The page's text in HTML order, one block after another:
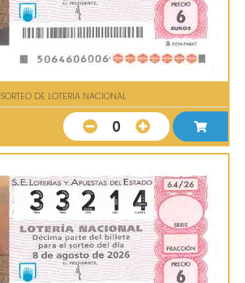
SORTEO DE LOTERIA NACIONAL
0